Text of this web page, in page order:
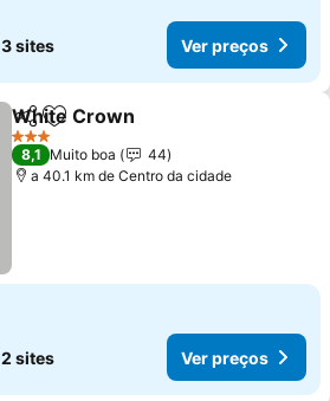
3 sites Ver preços
PartilharAdicionar aos favoritos
White Crown
3 Estrelas
8,1 Muito boa
44
a 40.1 km de Centro da cidade
2 sites Ver preços